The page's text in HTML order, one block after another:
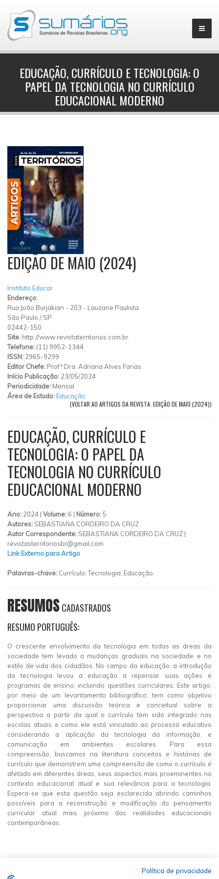
EDUCAÇÃO, CURRÍCULO E TECNOLOGIA: O
PAPEL DA TECNOLOGIA NO CURRÍCULO
EDUCACIONAL MODERNO
EDIÇÃO DE MAIO (2024)
Instituto Educar
Endereço:
Rua João Burjakian - 203 - Lauzane Paulista
São Paulo / SP
02442-150
Site: http://www.revistaterritorios.com.br
Telefone: (11) 9952-1344
ISSN: 2965-9299
Editor Chefe: Profª Dra. Adriana Alves Farias
Início Publicação: 23/05/2024
Periodicidade: Mensal
Área de Estudo:Educação
(VOLTAR AO ARTIGOS DA REVISTA: EDIÇÃO DE MAIO (2024))
EDUCAÇÃO, CURRÍCULO E
TECNOLOGIA: O PAPEL DA
TECNOLOGIA NO CURRÍCULO
EDUCACIONAL MODERNO
Ano: 2024 | Volume: 6 | Número:5
Autores: SEBASTIANA CORDEIRO DA CRUZ
Autor Correspondente: SEBASTIANA CORDEIRO DA CRUZ |
revistasterritoriosbr@gmail.com
Link Externo para Artigo
Palavras-chave: Currículo; Tecnologia; Educação.
RESUMOSCADASTRADOS
RESUMO PORTUGUÊS:
O crescente envolvimento da tecnologia em todas as áreas da
sociedade tem levado a mudanças graduais na sociedade e no
estilo de vida dos cidadãos. No campo da educação, a introdução
da tecnologia levou a educação a repensar suas ações e
programas de ensino, incluindo questões curriculares. Este artigo,
por meio de um levantamento bibliográfico, tem como objetivo
proporcionar uma discussão teórica e conceitual sobre a
perspectiva a partir da qual o currículo tem sido integrado nas
escolas atuais e como ele está vinculado ao processo educativo
considerando a aplicação da tecnologia da informação. e
comunicação em ambientes escolares. Para essa
compreensão, buscamos na literatura conceitos e histórias de
currículo que demonstrem uma compreensão de como o currículo é
afetado em diferentes áreas, seus aspectos mais proeminentes no
contexto educacional atual e sua relevância para a tecnologia.
Espera-se que esta questão seja esclarecida abrindo caminhos
possíveis para a reconstrução e modificação do pensamento
curricular atual mais próximo das realidades educacionais
contemporâneas.
Política de privacidade